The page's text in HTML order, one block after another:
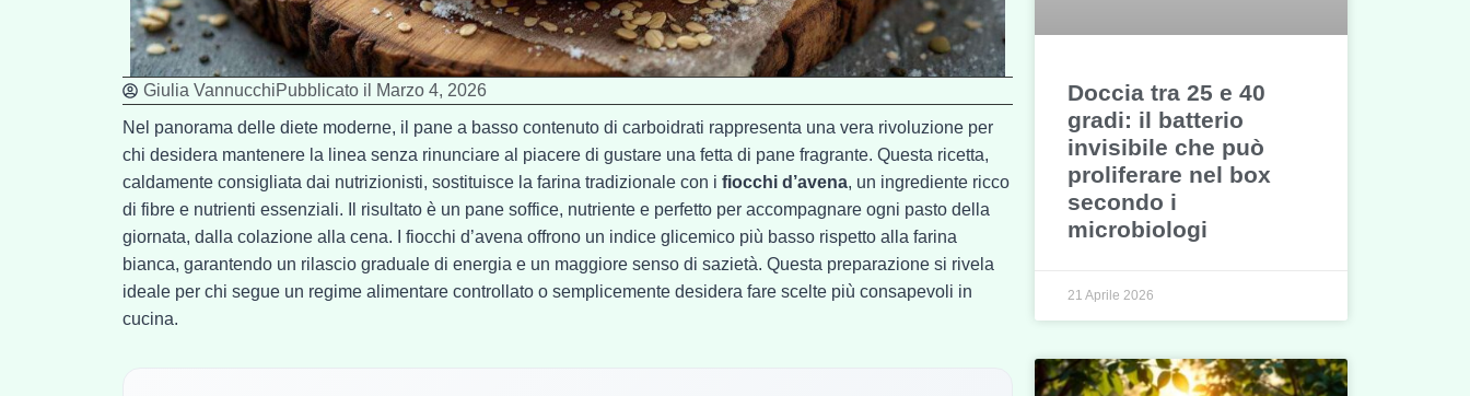
Doccia tra 25 e 40
gradi: il batterio
invisibile che può
proliferare nel box
secondo i
microbiologi
21 Aprile 2026
Giulia VannucchiPubblicato il
Marzo 4, 2026
Nel panorama delle diete moderne, il pane a basso contenuto di carboidrati rappresenta una vera rivoluzione per
chi desidera mantenere la linea senza rinunciare al piacere di gustare una fetta di pane fragrante. Questa ricetta,
caldamente consigliata dai nutrizionisti, sostituisce la farina tradizionale con i fiocchi d’avena, un ingrediente ricco
di fibre e nutrienti essenziali. Il risultato è un pane soffice, nutriente e perfetto per accompagnare ogni pasto della
giornata, dalla colazione alla cena. I fiocchi d’avena offrono un indice glicemico più basso rispetto alla farina
bianca, garantendo un rilascio graduale di energia e un maggiore senso di sazietà. Questa preparazione si rivela
ideale per chi segue un regime alimentare controllato o semplicemente desidera fare scelte più consapevoli in
cucina.